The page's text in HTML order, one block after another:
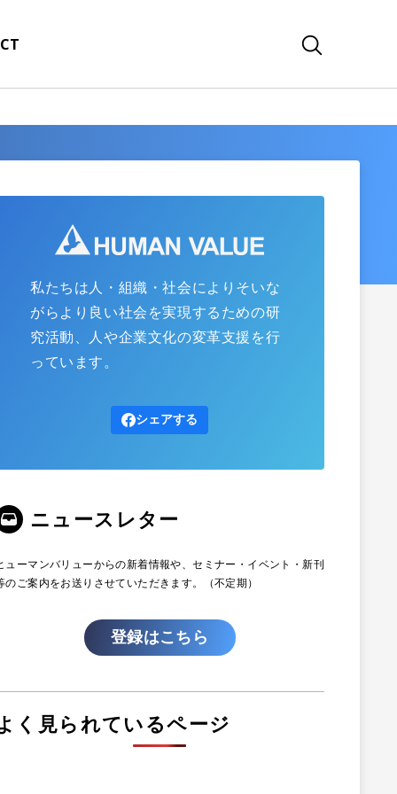
私たちは人・組織・社会によりそいな
がらより良い社会を実現するための研
究活動、人や企業文化の変革支援を行
っています。
シェアする
ニュースレター
ューマンバリューからの新着情報や、セミナー・イベント・新刊
のご案内をお送りさせていただきます。（不定期）
登録はこちら
く見られているページ